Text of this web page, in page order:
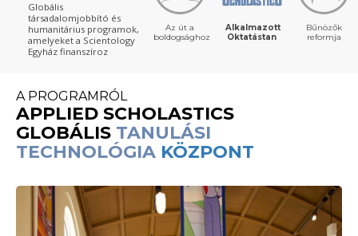
Globális
társadalomjobbító és
humanitárius programok,
amelyeket a Scientology
Egyház finanszíroz
Az út a
boldogsághoz
Alkalmazott
Oktatástan
Bűnözők
reformja
A PROGRAMRÓL
APPLIED SCHOLASTICS
GLOBÁLIS TANULÁSI
TECHNOLÓGIA KÖZPONT